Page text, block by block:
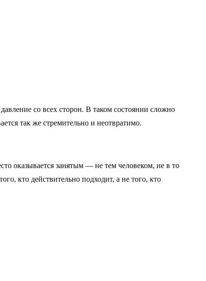
со всех сторон. В таком состоянии сложно
так же стремительно и неотвратимо.
оказывается занятым — не тем человеком, не в то
кто действительно подходит, а не того, кто